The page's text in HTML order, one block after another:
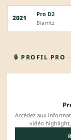
2021 Pro D2
Biarritz
🔒 PROFIL PRO
Accédez aux
vidéo